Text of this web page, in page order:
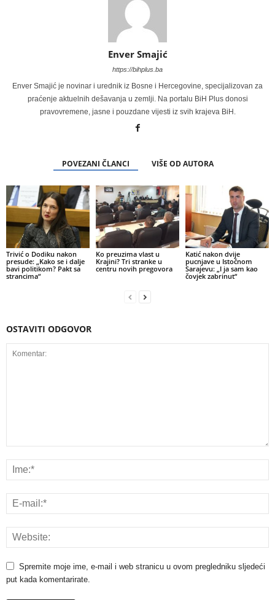
Enver Smajić
https://bihplus.ba
Enver Smajić je novinar i urednik iz Bosne i Hercegovine, specijalizovan za
praćenje aktuelnih dešavanja u zemlji. Na portalu BiH Plus donosi
pravovremene, jasne i pouzdane vijesti iz svih krajeva BiH.
POVEZANI ČLANCI VIŠE OD AUTORA
Trivić o Dodiku nakon
presude: „Kako se i dalje
bavi politikom? Pakt sa
strancima“
Ko preuzima vlast u
Krajini? Tri stranke u
centru novih pregovora
Katić nakon dvije
pucnjave u Istočnom
Sarajevu: „I ja sam kao
čovjek zabrinut“
OSTAVITI ODGOVOR
Spremite moje ime, e-mail i web stranicu u ovom pregledniku sljedeći
put kada komentarirate.